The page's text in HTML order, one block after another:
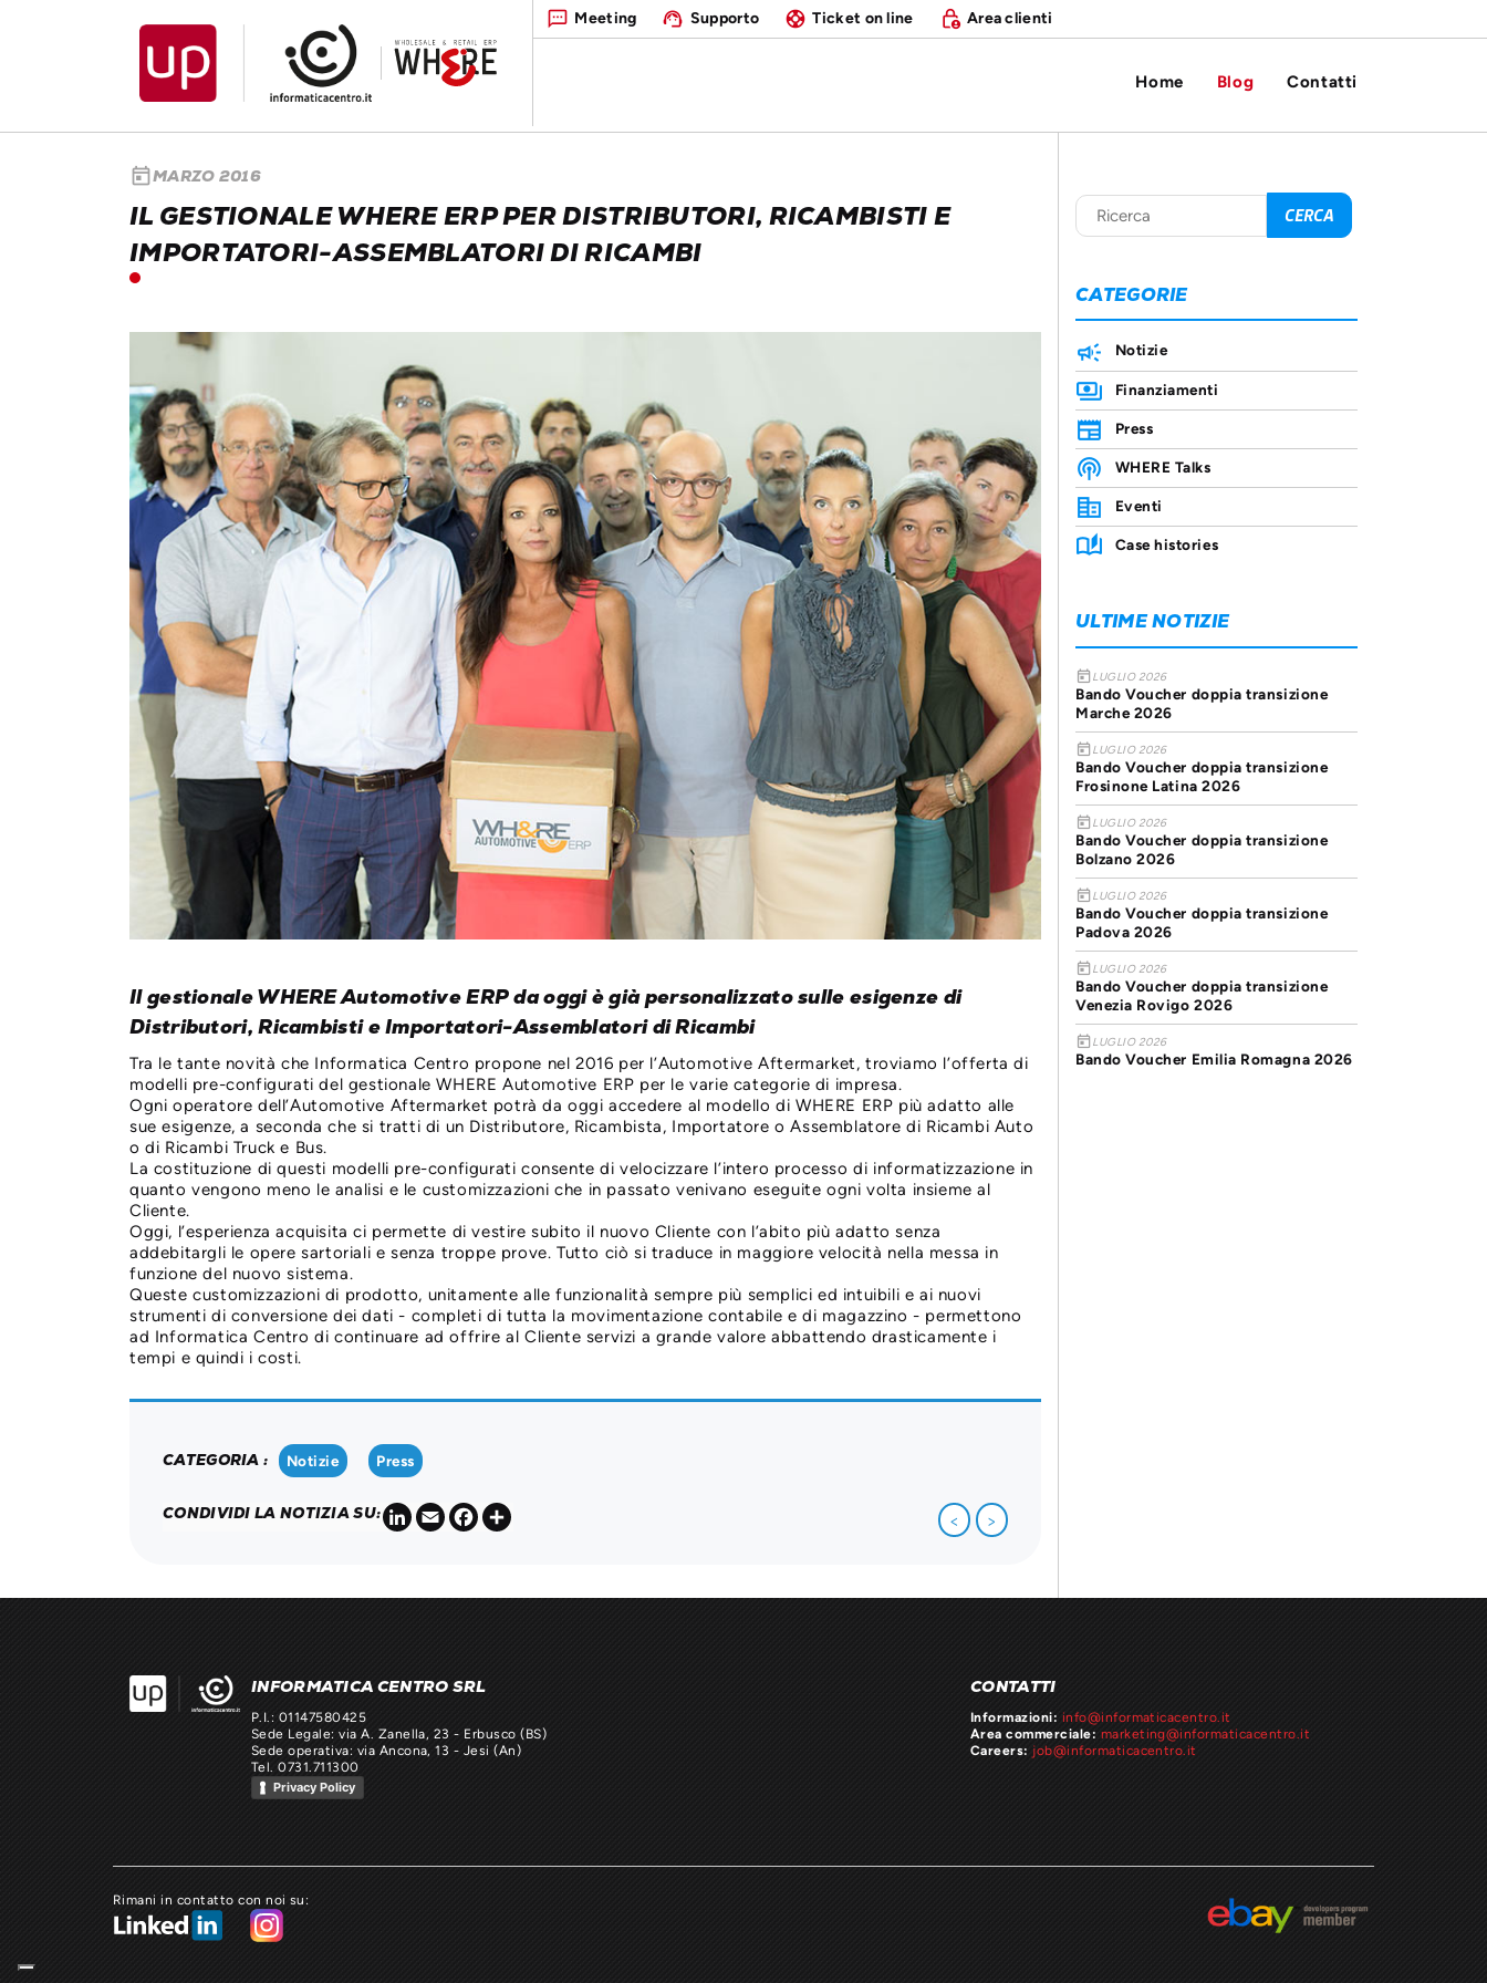
Meeting Supporto Ticket on line Area clienti
Home Blog Contatti
todayMARZO 2016
IL GESTIONALE WHERE ERP PER DISTRIBUTORI, RICAMBISTI E
IMPORTATORI-ASSEMBLATORI DI RICAMBI
Il gestionale WHERE Automotive ERP da oggi è già personalizzato sulle esigenze di
Distributori, Ricambisti e Importatori-Assemblatori di Ricambi
Tra le tante novità che Informatica Centro propone nel 2016 per l’Automotive Aftermarket, troviamo l’offerta di
modelli pre-configurati del gestionale WHERE Automotive ERP per le varie categorie di impresa.
Ogni operatore dell’Automotive Aftermarket potrà da oggi accedere al modello di WHERE ERP più adatto alle
sue esigenze, a seconda che si tratti di un Distributore, Ricambista, Importatore o Assemblatore di Ricambi Auto
o di Ricambi Truck e Bus.
La costituzione di questi modelli pre-configurati consente di velocizzare l’intero processo di informatizzazione in
quanto vengono meno le analisi e le customizzazioni che in passato venivano eseguite ogni volta insieme al
Cliente.
Oggi, l’esperienza acquisita ci permette di vestire subito il nuovo Cliente con l’abito più adatto senza
addebitargli le opere sartoriali e senza troppe prove. Tutto ciò si traduce in maggiore velocità nella messa in
funzione del nuovo sistema.
Queste customizzazioni di prodotto, unitamente alle funzionalità sempre più semplici ed intuibili e ai nuovi
strumenti di conversione dei dati - completi di tutta la movimentazione contabile e di magazzino - permettono
ad Informatica Centro di continuare ad offrire al Cliente servizi a grande valore abbattendo drasticamente i
tempi e quindi i costi.
CATEGORIA : Notizie Press
CONDIVIDI LA NOTIZIA SU: LinkedIn
EmailFacebook < >
CATEGORIE
Notizie
Finanziamenti
Press
WHERE Talks
Eventi
Case histories
ULTIME NOTIZIE
todayLUGLIO 2026
Bando Voucher doppia transizione
Marche 2026
todayLUGLIO 2026
Bando Voucher doppia transizione
Frosinone Latina 2026
todayLUGLIO 2026
Bando Voucher doppia transizione
Bolzano 2026
todayLUGLIO 2026
Bando Voucher doppia transizione
Padova 2026
todayLUGLIO 2026
Bando Voucher doppia transizione
Venezia Rovigo 2026
todayLUGLIO 2026
Bando Voucher Emilia Romagna 2026
INFORMATICA CENTRO SRL
P.I.: 01147580425
Sede Legale: via A. Zanella, 23 - Erbusco (BS)
Sede operativa: via Ancona, 13 - Jesi (An)
Tel. 0731.711300
Privacy Policy
CONTATTI
Informazioni: info@informaticacentro.it
Area commerciale: marketing@informaticacentro.it
Careers: job@informaticacentro.it
Rimani in contatto con noi su: